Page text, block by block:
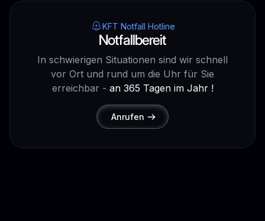
KFT Notfall Hotline
Notfallbereit
In schwierigen Situationen sind wir schnell
vor Ort und rund um die Uhr für Sie
erreichbar - an 365 Tagen im Jahr !
Anrufen